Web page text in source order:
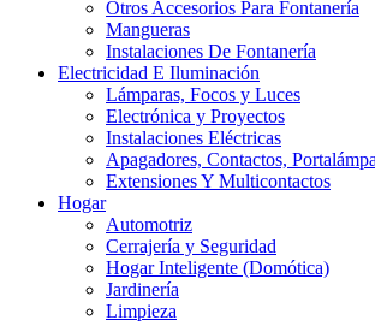
Otros Accesorios Para Fontanería
Mangueras
Instalaciones De Fontanería
Electricidad E Iluminación
Lámparas, Focos y Luces
Electrónica y Proyectos
Instalaciones Eléctricas
Apagadores, Contactos,
Extensiones Y Multicontactos
Hogar
Automotriz
Cerrajería y Seguridad
Hogar Inteligente (Domótica)
Jardinería
Limpieza